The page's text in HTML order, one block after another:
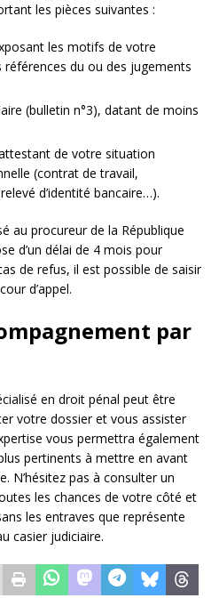
les pièces suivantes :
les motifs de votre
du ou des jugements
(bulletin n°3), datant de moins
de votre situation
(contrat de travail,
d’identité bancaire…).
au procureur de la République
d’un délai de 4 mois pour
de refus, il est possible de saisir
d’appel.
par
en droit pénal peut être
votre dossier et vous assister
vous permettra également
pertinents à mettre en avant
N’hésitez pas à consulter un
les chances de votre côté et
les entraves que représente
casier judiciaire.